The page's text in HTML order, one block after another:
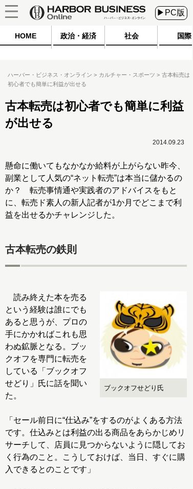
▶PC版
HOME 政治・経済 社会 国際
ハーバー・ビジネス・オンライン カルチャー・スポーツ
古本転売は
初心者でも簡単に利益が出せる
古本転売は初心者でも簡単に利益
が出せる
2014.09.23
懸命に働いてもなかなか給料が上がらない昨今、
副業として人気の“ネット転売”は本当に儲かるの
か？ 転売事情通や実践者のアドバイスをもと
に、転売ド素人の新人記者が1か月でどこまで利
益を出せるかチャレンジした。
古本転売の鉄則
ブックオフせどり氏
読み終えた本を売る
という経験は誰にでも
あると思うが、プロの
手にかかればこれも思
わぬ鉱脈となる。ブッ
クオフを専門に転売を
している「ブックオフ
せどり」氏に話を聞い
た。
「セール前日に“仕込み”をするのがよくある方法
です。仕込みとは利益の出る商品をあらかじめリ
サーチして、店員に見つからないように隠してお
く行為のこと。こうしておけば、当日、すぐに購
入できるとのことです」